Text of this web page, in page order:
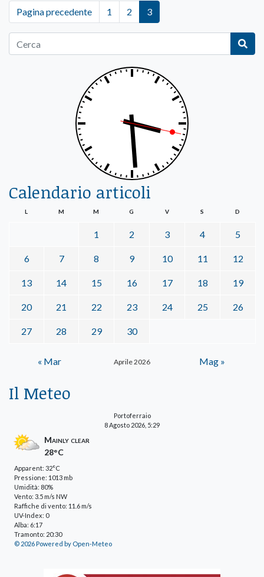
Pagina precedente 1 2 3
Calendario articoli
Aprile 2026
L M M G V S D
1 2 3 4 5
6 7 8 9 10 11 12
13 14 15 16 17 18 19
20 21 22 23 24 25 26
27 28 29 30
« Mar Mag »
Il Meteo
Portoferraio
8 Agosto 2026, 5:29
Mainly clear
28°C
Apparent: 32°C
Pressione: 1013 mb
Umidità: 80%
Vento: 3.5 m/s NW
Raffiche di vento: 11.6 m/s
UV-Index: 0
Alba: 6:17
Tramonto: 20:30
© 2026 Powered by Open-Meteo